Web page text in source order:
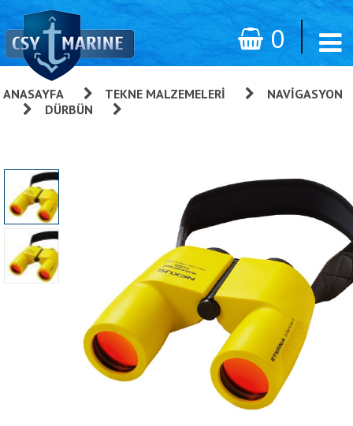
0
ANASAYFA TEKNE MALZEMELERI
NAVIGASYON
DÜRBÜN